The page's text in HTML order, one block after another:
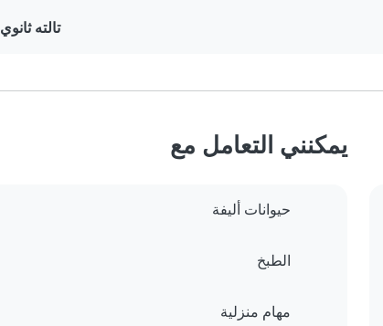
تالته ثانوي
يمكنني التعامل مع
حيوانات أليفة
الطبخ
مهام منزلية